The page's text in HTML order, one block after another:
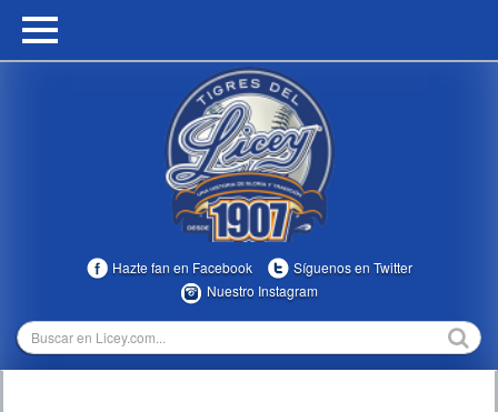
HOME
MULTIMEDIA
Hazte fan en Facebook
Síguenos en Twitter
Nuestro Instagram